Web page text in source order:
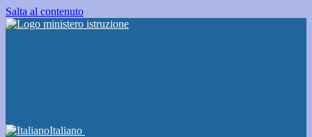
Salta al contenuto
Italiano